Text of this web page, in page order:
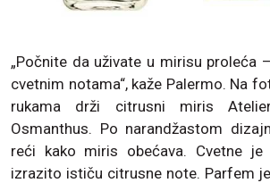
„Počnite da uživate u mirisu proleća
cvetnim notama“, kaže Palermo. Na
rukama drži citrusni miris
Osmanthus. Po narandžastom
reći kako miris obećava. Cvetne
izrazito ističu citrusne note. Parfem